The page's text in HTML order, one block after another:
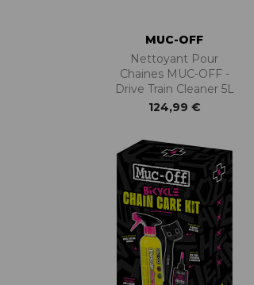
MUC-OFF
Nettoyant Pour
Chaines MUC-OFF -
Drive Train Cleaner 5L
124,99 €